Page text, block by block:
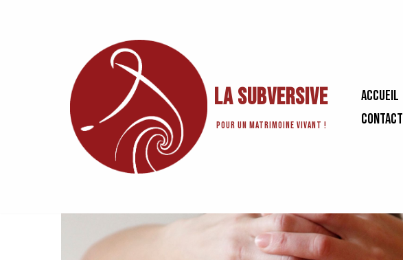
La Subversive
Pour un matrimoine vivant !
Accueil
Contact